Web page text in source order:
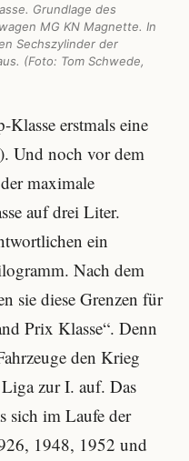
Grundlage des
MG KN Magnette. In
Sechszylinder der
(Foto: Tom Schwede,
erstmals eine
Und noch vor dem
maximale
auf drei Liter.
ein
Nach dem
sie diese Grenzen für
Prix Klasse“. Denn
den Krieg
zur I. auf. Das
sich im Laufe der
1948, 1952 und